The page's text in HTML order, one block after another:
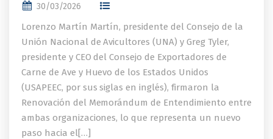
30/03/2026
Lorenzo Martín Martín, presidente del Consejo de la
Unión Nacional de Avicultores (UNA) y Greg Tyler,
presidente y CEO del Consejo de Exportadores de
Carne de Ave y Huevo de los Estados Unidos
(USAPEEC, por sus siglas en inglés), firmaron la
Renovación del Memorándum de Entendimiento entre
ambas organizaciones, lo que representa un nuevo
paso hacia el[…]